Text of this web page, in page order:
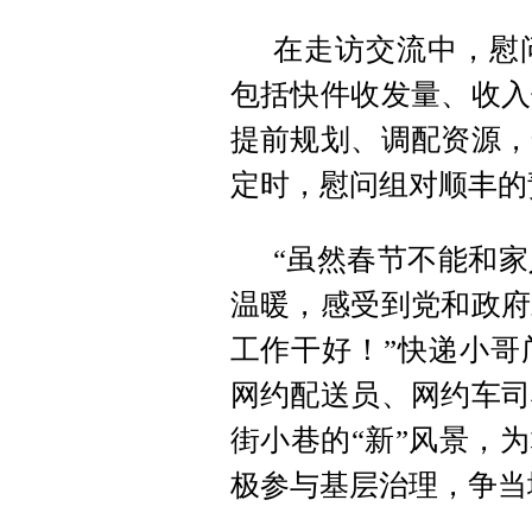
在走访交流中，慰
包括快件收发量、收
提前规划、调配资源
定时，慰问组对顺丰
“虽然春节不能和
温暖，感受到党和政
工作干好！”快递小
网约配送员、网约车
街小巷的“新”风景，
极参与基层治理，争